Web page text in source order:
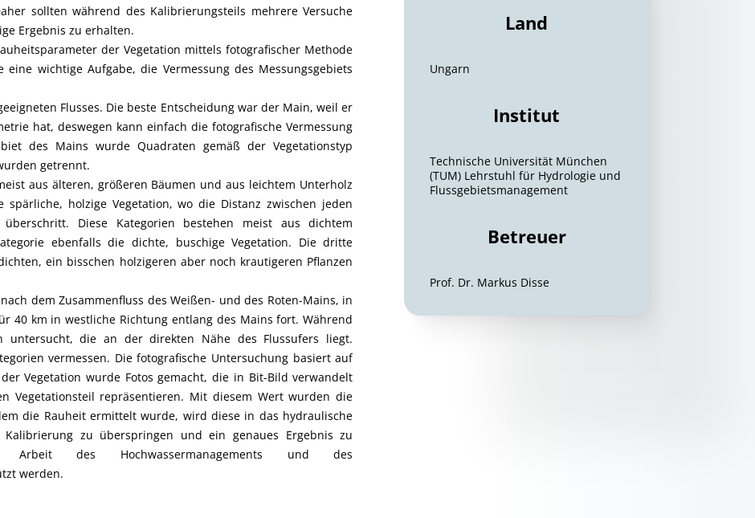
sollten während des Kalibrierungsteils mehrere Versuche
Ergebnis zu erhalten.
der Vegetation mittels fotografischer Methode
eine wichtige Aufgabe, die Vermessung des Messungsgebiets
Flusses. Die beste Entscheidung war der Main, weil er
hat, deswegen kann einfach die fotografische Vermessung
des Mains wurde Quadraten gemäß der Vegetationstyp
getrennt.
aus älteren, größeren Bäumen und aus leichtem Unterholz
holzige Vegetation, wo die Distanz zwischen jeden
Diese Kategorien bestehen meist aus dichtem
ebenfalls die dichte, buschige Vegetation. Die dritte
ein bisschen holzigeren aber noch krautigeren Pflanzen
dem Zusammenfluss des Weißen- und des Roten-Mains, in
40 km in westliche Richtung entlang des Mains fort. Während
untersucht, die an der direkten Nähe des Flussufers liegt.
vermessen. Die fotografische Untersuchung basiert auf
Vegetation wurde Fotos gemacht, die in Bit-Bild verwandelt
Vegetationsteil repräsentieren. Mit diesem Wert wurden die
die Rauheit ermittelt wurde, wird diese in das hydraulische
zu überspringen und ein genaues Ergebnis zu
des Hochwassermanagements und des
werden.
Land
Ungarn
Institut
Technische Universität München
(TUM) Lehrstuhl für Hydrologie und
Flussgebietsmanagement
Betreuer
Prof. Dr. Markus Disse